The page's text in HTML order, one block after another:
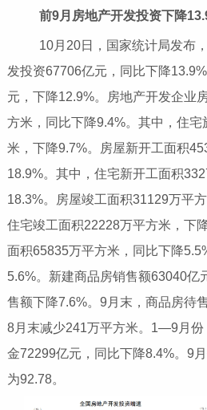
前9月房地产开发投资下降
10月20日，国家统计局发布
发投资67706亿元，同比下降
元，下降12.9%。房地产开发企业
方米，同比下降9.4%。其中，住
米，下降9.7%。房屋新开工面积
18.9%。其中，住宅新开工面积
18.3%。房屋竣工面积31129万平
住宅竣工面积22228万平方米，下
面积65835万平方米，同比下降
5.6%。新建商品房销售额63040亿
售额下降7.6%。9月末，商品房待
8月末减少241万平方米。1—9月份
金72299亿元，同比下降8.4%。9
为92.78。